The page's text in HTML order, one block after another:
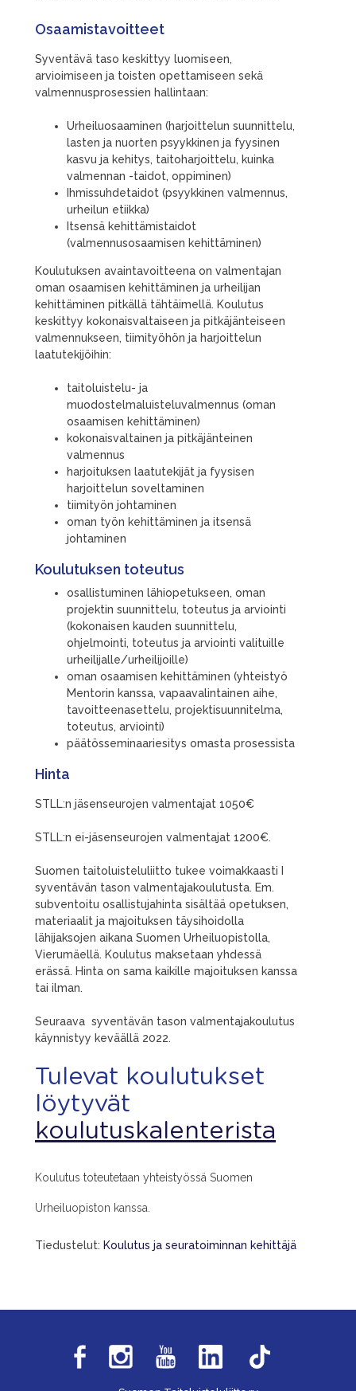
Osaamistavoitteet
Syventävä taso keskittyy luomiseen,
arvioimiseen ja toisten opettamiseen sekä
valmennusprosessien hallintaan:
Urheiluosaaminen (harjoittelun suunnittelu,
lasten ja nuorten psyykkinen ja fyysinen
kasvu ja kehitys, taitoharjoittelu, kuinka
valmennan -taidot, oppiminen)
Ihmissuhdetaidot (psyykkinen valmennus,
urheilun etiikka)
Itsensä kehittämistaidot
(valmennusosaamisen kehittäminen)
Koulutuksen avaintavoitteena on valmentajan
oman osaamisen kehittäminen ja urheilijan
kehittäminen pitkällä tähtäimellä. Koulutus
keskittyy kokonaisvaltaiseen ja pitkäjänteiseen
valmennukseen, tiimityöhön ja harjoittelun
laatutekijöihin:
taitoluistelu- ja
muodostelmaluisteluvalmennus (oman
osaamisen kehittäminen)
kokonaisvaltainen ja pitkäjänteinen
valmennus
harjoituksen laatutekijät ja fyysisen
harjoittelun soveltaminen
tiimityön johtaminen
oman työn kehittäminen ja itsensä
johtaminen
Koulutuksen toteutus
osallistuminen lähiopetukseen, oman
projektin suunnittelu, toteutus ja arviointi
(kokonaisen kauden suunnittelu,
ohjelmointi, toteutus ja arviointi valituille
urheilijalle/urheilijoille)
oman osaamisen kehittäminen (yhteistyö
Mentorin kanssa, vapaavalintainen aihe,
tavoitteenasettelu, projektisuunnitelma,
toteutus, arviointi)
päätösseminaariesitys omasta prosessista
Hinta
STLL:n jäsenseurojen valmentajat 1050€
STLL:n ei-jäsenseurojen valmentajat 1200€.
Suomen taitoluisteluliitto tukee voimakkaasti I
syventävän tason valmentajakoulutusta. Em.
subventoitu osallistujahinta sisältää opetuksen,
materiaalit ja majoituksen täysihoidolla
lähijaksojen aikana Suomen Urheiluopistolla,
Vierumäellä. Koulutus maksetaan yhdessä
erässä. Hinta on sama kaikille majoituksen kanssa
tai ilman.
Seuraava syventävän tason valmentajakoulutus
käynnistyy keväällä 2022.
Tulevat koulutukset
löytyvät
koulutuskalenterista
Koulutus toteutetaan yhteistyössä Suomen
Urheiluopiston kanssa.
Tiedustelut: Koulutus ja seuratoiminnan kehittäjä